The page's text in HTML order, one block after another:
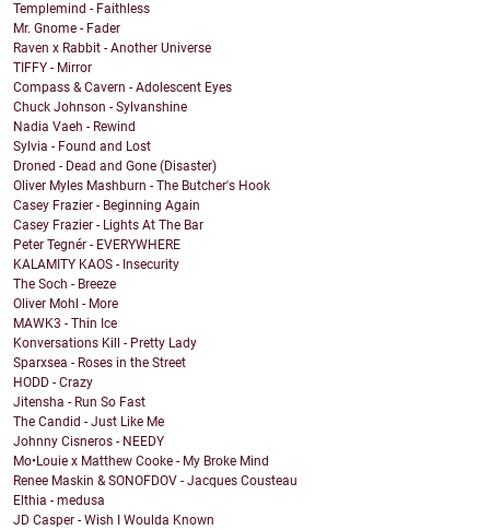
Templemind - Faithless
Mr. Gnome - Fader
Raven x Rabbit - Another Universe
TIFFY - Mirror
Compass & Cavern - Adolescent Eyes
Chuck Johnson - Sylvanshine
Nadia Vaeh - Rewind
Sylvia - Found and Lost
Droned - Dead and Gone (Disaster)
Oliver Myles Mashburn - The Butcher's Hook
Casey Frazier - Beginning Again
Casey Frazier - Lights At The Bar
Peter Tegnér - EVERYWHERE
KALAMITY KAOS - Insecurity
The Soch - Breeze
Oliver Mohl - More
MAWK3 - Thin Ice
Konversations Kill - Pretty Lady
Sparxsea - Roses in the Street
HODD - Crazy
Jitensha - Run So Fast
The Candid - Just Like Me
Johnny Cisneros - NEEDY
Mo•Louie x Matthew Cooke - My Broke Mind
Renee Maskin & SONOFDOV - Jacques Cousteau
Elthia - medusa
JD Casper - Wish I Woulda Known